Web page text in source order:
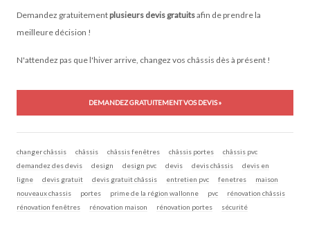
Demandez gratuitement plusieurs devis gratuitsafin de prendre la
meilleure décision !
N'attendez pas que l'hiver arrive, changez vos châssis dès à présent !
DEMANDEZ GRATUITEMENT VOS DEVIS »
changer châssis châssis châssis fenêtres châssis portes
châssis pvc
demandez des devis
design design pvc devis devis châssis
devis en
ligne
devis gratuit devis gratuit châssis entretien pvc fenetres
maison
nouveaux chassis
portes prime de la région wallonne pvc
rénovation châssis
rénovation fenêtres
rénovation maison rénovation portes sécurité